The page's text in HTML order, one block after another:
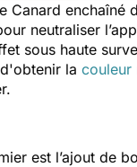
Canard enchaîné
neutraliser
sous haute
la couleur
est l’ajout de